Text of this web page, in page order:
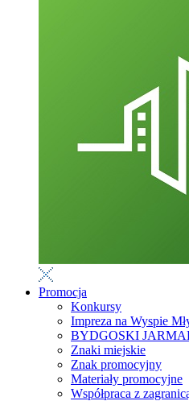
Promocja
Konkursy
Impreza na Wyspie
BYDGOSKI
Znaki miejskie
Znak promocyjny
Materiały promocyjne
Współpraca z